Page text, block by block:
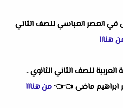
في العصر العباسي للصف الثاني
هنااا
للصف الثاني الثانوي ـ
ابراهيم ماضى👈
👈من هنااا